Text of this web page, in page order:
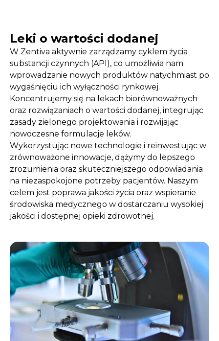
Play video
Leki o wartości dodanej
W Zentiva aktywnie zarządzamy cyklem życia
substancji czynnych (API), co umożliwia nam
wprowadzanie nowych produktów natychmiast po
wygaśnięciu ich wyłączności rynkowej.
Koncentrujemy się na lekach biorównoważnych
oraz rozwiązaniach o wartości dodanej, integrując
zasady zielonego projektowania i rozwijając
nowoczesne formulacje leków.
Wykorzystując nowe technologie i reinwestując w
zrównoważone innowacje, dążymy do lepszego
zrozumienia oraz skuteczniejszego odpowiadania
na niezaspokojone potrzeby pacjentów. Naszym
celem jest poprawa jakości życia oraz wspieranie
środowiska medycznego w dostarczaniu wysokiej
jakości i dostępnej opieki zdrowotnej.